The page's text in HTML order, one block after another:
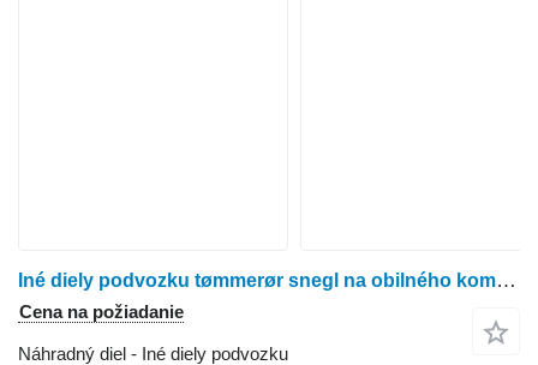
Iné diely podvozku tømmerør snegl na obilného kombajna Dronningborg D7200
Cena na požiadanie
Náhradný diel - Iné diely podvozku